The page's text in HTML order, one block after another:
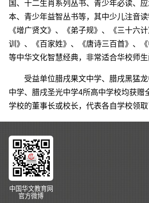
国、十二生肖系列丛书、青少年必读、
本、青少年益智丛书等，其中少儿注音
《增广贤文》、《弟子规》、《三十六
训》、《百家姓》、《唐诗三百首》、《
等中华文化智慧经典，非常适合华校师生
受益单位腊戌果文中学、腊戌黑猛龙
中学、腊戌圣光中学4所高中学校均获赠
学校的董事长或校长，代表各自学校领取
中国华文教育网
官方微博